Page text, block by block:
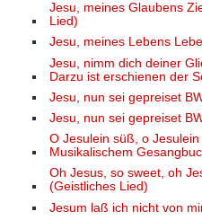
Jesu, meines Glaubens
Lied)
Jesu, meines Lebens
Jesu, nimm dich deiner
Darzu ist erschienen der
Jesu, nun sei gepreiset
Jesu, nun sei gepreiset
O Jesulein süß, o
Musikalischem
Oh Jesus, so sweet, oh
(Geistliches Lied)
Jesum laß ich nicht von